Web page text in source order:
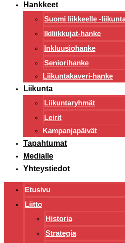
Hankkeet
Suomi liikkeelle -
Ikiliikkujat-hanke
Inkluusiohanke
Seniorihanke
Liikuntakaveri-hanke
Liikunta
Liikuntaryhmät
Leirit
Kampanjapäivät
Tapahtumat
Medialle
Yhteystiedot
Etusivu
Liitto
Historia
Strategia